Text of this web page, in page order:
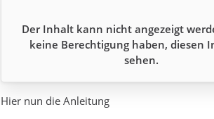
Der Inhalt kann nicht angezeigt
keine Berechtigung haben, diesen
sehen.
Hier nun die Anleitung